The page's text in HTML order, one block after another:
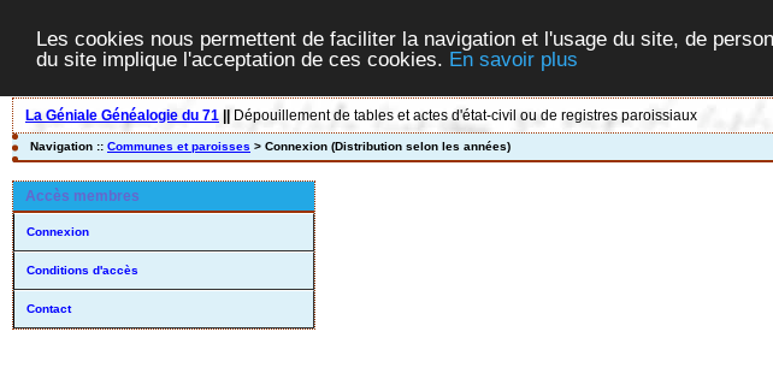
Les cookies nous permettent de faciliter la navigation et l'usage du site, de
du site implique l'acceptation de ces cookies. En savoir plus
La Géniale Généalogie du 71 Dépouillement de tables et actes d'état-civil ou de registres paroissiaux
Navigation :: Communes et paroisses > Connexion (Distribution selon les années)
Accès membres
Connexion
Conditions d'accès
Contact